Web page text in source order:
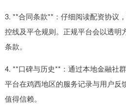
3. **合同条款**：仔细阅读配资协议
控线及平仓规则。正规平台会以透明
条款。
4. **口碑与历史**：通过本地金融社
平台在鸡西地区的服务记录与用户反
值得信赖。